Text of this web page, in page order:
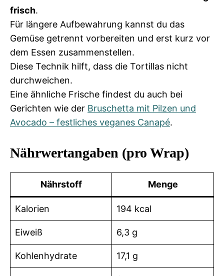
frisch.
Für längere Aufbewahrung kannst du das
Gemüse getrennt vorbereiten und erst kurz vor
dem Essen zusammenstellen.
Diese Technik hilft, dass die Tortillas nicht
durchweichen.
Eine ähnliche Frische findest du auch bei
Gerichten wie der Bruschetta mit Pilzen und
Avocado – festliches veganes Canapé.
Nährwertangaben (pro Wrap)
Nährstoff Menge
Kalorien 194 kcal
Eiweiß 6,3 g
Kohlenhydrate 17,1 g